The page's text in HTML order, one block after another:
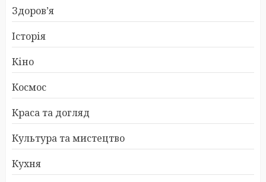
Здоров’я
Історія
Кіно
Космос
Краса та догляд
Культура та мистецтво
Кухня